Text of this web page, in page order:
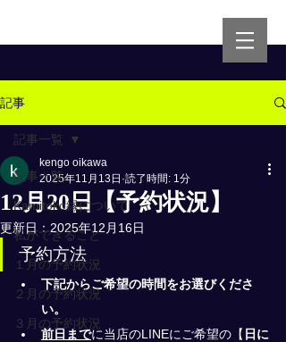
記事
記事一覧
Kamitoko縁について
私ができること
１月の予約状況
２月の予約状況
３月の予約状況
記事一覧
12月20日【予約状況】
kengo oikawa
2025年11月13日 読了時間: 1分
更新日：2025年12月16日
予約方法
下記からご希望の時間をお選びくださ
い。
前日までに当店のLINEにご希望の 【 日に